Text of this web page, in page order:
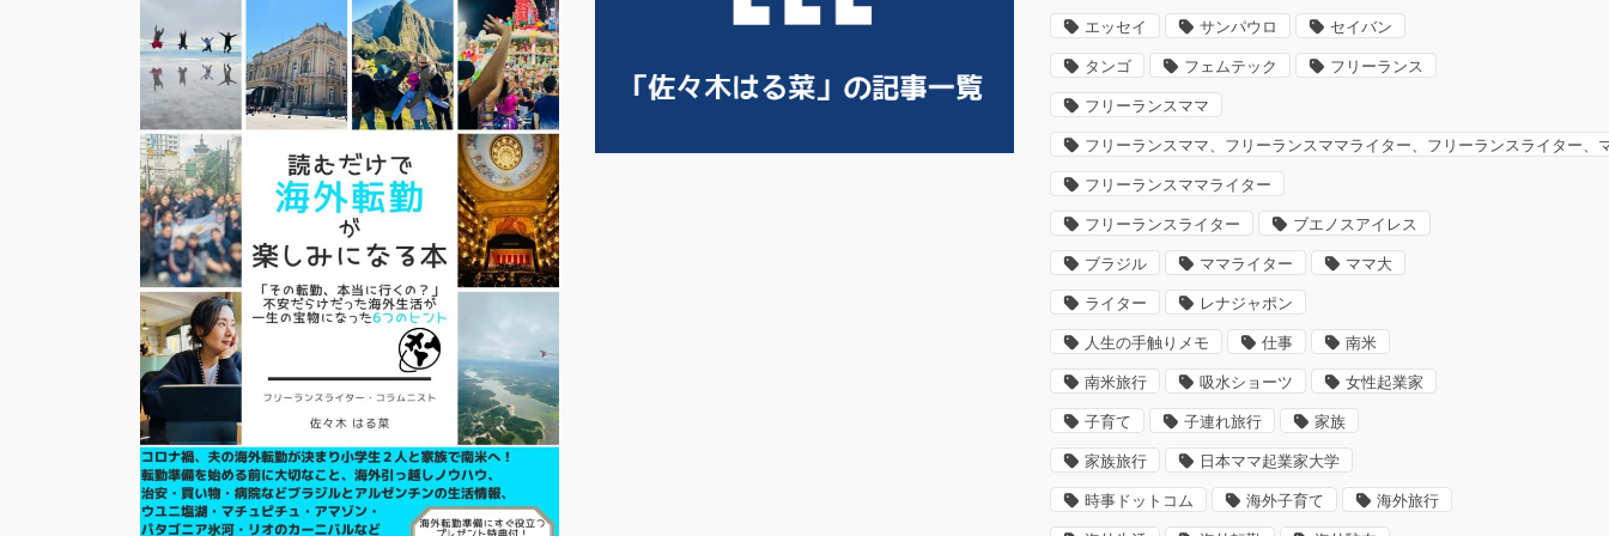
エッセイ サンパウロ セイバン
タンゴ フェムテック フリーランス
フリーランスママ
フリーランスママ、フリーランスママライター、フリーランスライター、
フリーランスママライター
フリーランスライター ブエノスアイレス
ブラジル ママライター ママ大
ライター レナジャポン
人生の手触りメモ 仕事 南米
南米旅行 吸水ショーツ 女性起業家
子育て 子連れ旅行 家族
家族旅行 日本ママ起業家大学
時事ドットコム 海外子育て 海外旅行